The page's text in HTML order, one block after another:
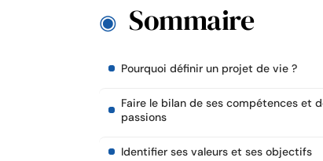
Sommaire
Pourquoi définir un projet de vie ?
Faire le bilan de ses compétences et
passions
Identifier ses valeurs et ses objectifs